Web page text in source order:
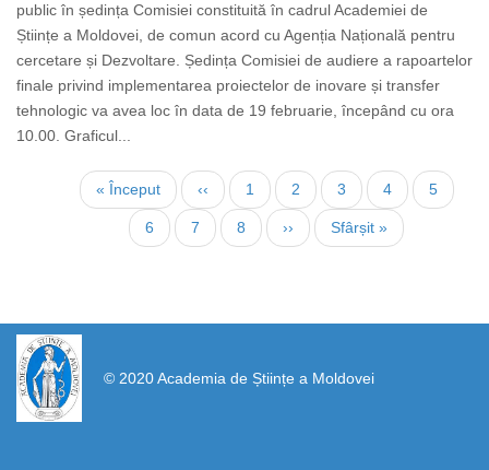
public în ședința Comisiei constituită în cadrul Academiei de
Științe a Moldovei, de comun acord cu Agenția Națională pentru
cercetare și Dezvoltare. Ședința Comisiei de audiere a rapoartelor
finale privind implementarea proiectelor de inovare și transfer
tehnologic va avea loc în data de 19 februarie, începând cu ora
10.00. Graficul...
Prima
pagină
« Început
Pagina
anterioară
‹‹ Page
1 Page
2 Page
3 Page
4 Page
5
Pagina
curentă
6 Page
7 Page
8
Pagina
următoare
››
Ultima
pagină
Sfârșit »
© 2020 Academia de Științe a Moldovei
https://propletenie.ru/